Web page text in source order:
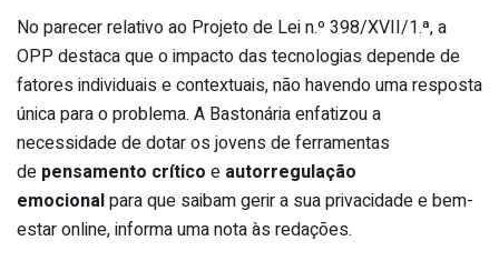
No parecer relativo ao Projeto de Lei n.º 398/XVII/1.ª, a
OPP destaca que o impacto das tecnologias depende de
fatores individuais e contextuais, não havendo uma resposta
única para o problema. A Bastonária enfatizou a
necessidade de dotar os jovens de ferramentas
de pensamento crítico e autorregulação
emocionalpara que saibam gerir a sua privacidade e bem-
estar online, informa uma nota às redações.